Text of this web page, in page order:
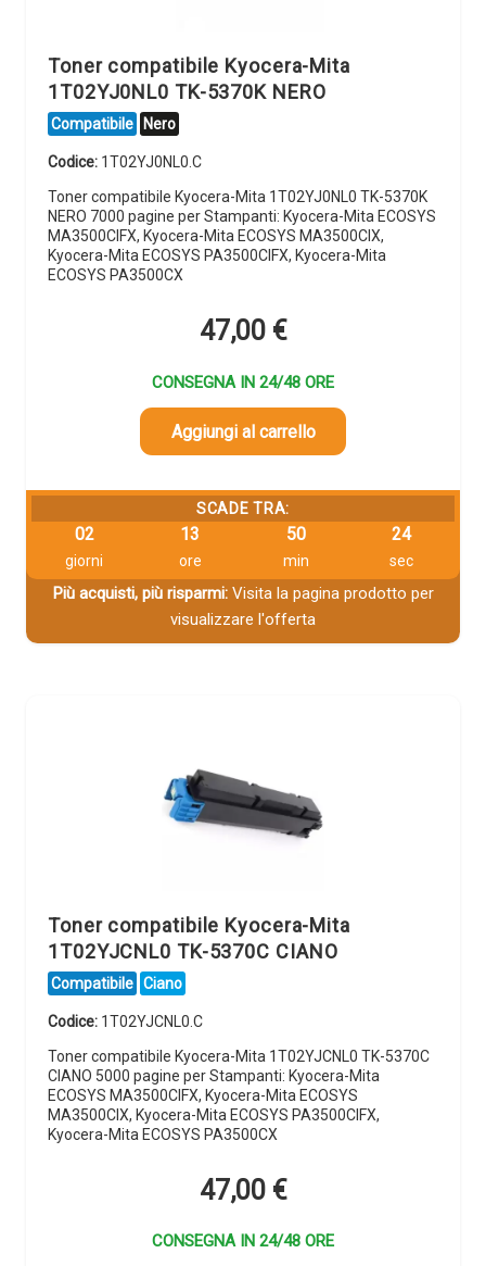
Toner compatibile Kyocera-Mita
1T02YJ0NL0 TK-5370K NERO
Compatibile Nero
Codice: 1T02YJ0NL0.C
Toner compatibile Kyocera-Mita 1T02YJ0NL0 TK-5370K
NERO 7000 pagine per Stampanti: Kyocera-Mita ECOSYS
MA3500CIFX, Kyocera-Mita ECOSYS MA3500CIX,
Kyocera-Mita ECOSYS PA3500CIFX, Kyocera-Mita
ECOSYS PA3500CX
47,00 €
CONSEGNA IN 24/48 ORE
Aggiungi al carrello
SCADE TRA:
02
giorni
13
ore
50
min
23
sec
Più acquisti, più risparmi:Visita la pagina prodotto per
visualizzare l'offerta
Toner compatibile Kyocera-Mita
1T02YJCNL0 TK-5370C CIANO
Compatibile Ciano
Codice: 1T02YJCNL0.C
Toner compatibile Kyocera-Mita 1T02YJCNL0 TK-5370C
CIANO 5000 pagine per Stampanti: Kyocera-Mita
ECOSYS MA3500CIFX, Kyocera-Mita ECOSYS
MA3500CIX, Kyocera-Mita ECOSYS PA3500CIFX,
Kyocera-Mita ECOSYS PA3500CX
47,00 €
CONSEGNA IN 24/48 ORE